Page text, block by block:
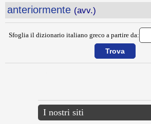
anteriormente (avv.)
Sfoglia il dizionario italiano greco a partire da:
I nostri siti